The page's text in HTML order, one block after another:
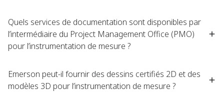
Quels services de documentation sont disponibles par
l’intermédiaire du Project Management Office (PMO)
pour l’instrumentation de mesure ?
Emerson peut-il fournir des dessins certifiés 2D et des
modèles 3D pour l’instrumentation de mesure ?